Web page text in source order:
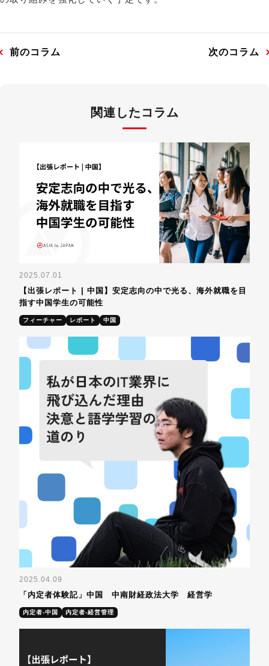
前のコラム 次のコラム
関連したコラム
2025.07.01
【出張レポート | 中国】安定志向の中で光る、海外就職を目
指す中国学生の可能性
フィーチャー レポート 中国
2025.04.09
「内定者体験記」中国 中南財経政法大学 経営学
内定者-中国 内定者-経営管理